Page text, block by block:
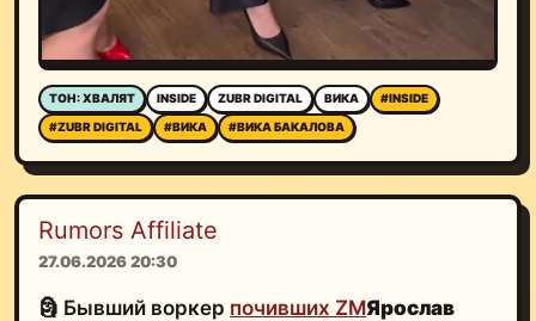
ТОН: ХВАЛЯТ INSIDE ZUBR DIGITAL ВИКА
#INSIDE
#ZUBR DIGITAL
#ВИКА #ВИКА БАКАЛОВА
Rumors Affiliate
27.06.2026 20:30
🗿 Бывший воркер почивших ZMЯрослав